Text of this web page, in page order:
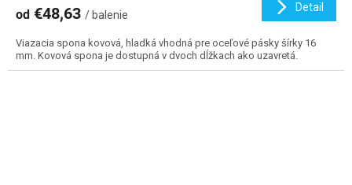
od €48,63 / balenie
Detail
Viazacia spona kovová, hladká vhodná pre oceľové pásky šírky 16
mm. Kovová spona je dostupná v dvoch dĺžkach ako uzavretá.